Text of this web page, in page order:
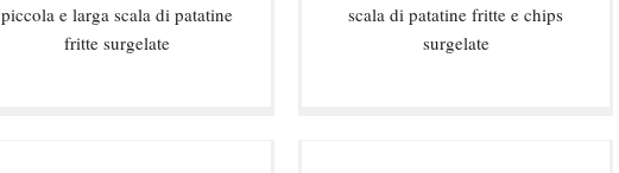
piccola e larga scala di patatine
fritte surgelate
scala di patatine fritte e chips
surgelate